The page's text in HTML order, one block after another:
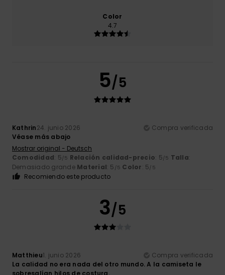
Color
4.7
5/5
Kathrin24. junio 2026
Compra verificada
Véase más abajo
Mostrar original - Deutsch
Comodidad: 5/5 Relación calidad-precio: 5/5 Talla:
Demasiado grande Material: 5 /5 Color: 5/5
Recomiendo este producto
3/5
Matthieu1. junio 2026
Compra verificada
La calidad no era nada del otro mundo. A la camiseta le
sobresalían hilos de costura.